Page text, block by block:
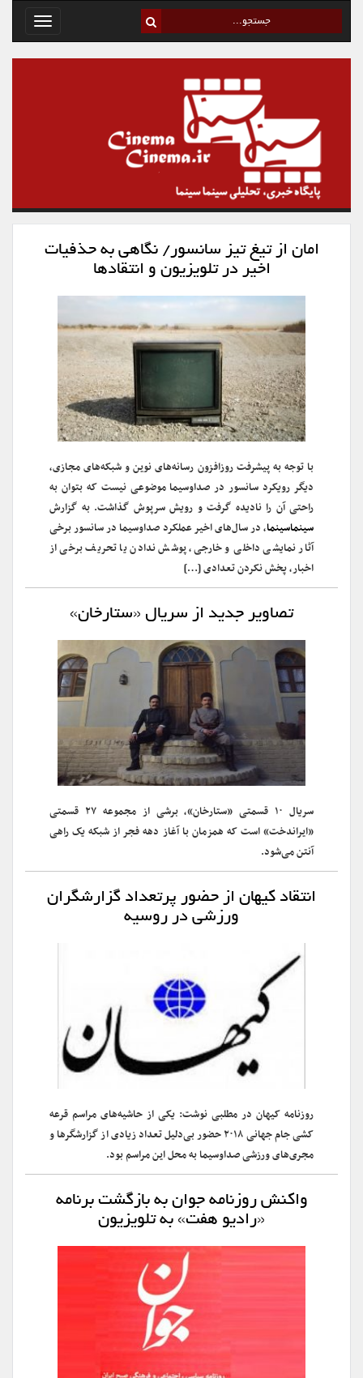
Toggle
امان از تیغ تیز سانسور/ نگاهی به حذفیات
اخیر در تلویزیون و انتقادها
با توجه به پیشرفت روزافزون رسانه‌های نوین و شبکه‌های مجازی،
دیگر رویکرد سانسور در صداوسیما موضوعی نیست که بتوان به
راحتی آن را نادیده گرفت و رویش سرپوش گذاشت. به گزارش
سینماسینما، در سال‌های اخیر عملکرد صداوسیما در سانسور برخی
آثار نمایشی داخلی و خارجی، پوشش ندادن یا تحریف برخی از
اخبار، پخش نکردن تعدادی […]
تصاویر جدید از سریال «ستارخان»
سریال ۱۰ قسمتی «ستارخان»، برشی از مجموعه ۲۷ قسمتی
«ایراندخت» است که همزمان با آغاز دهه فجر از شبکه یک راهی
آنتن می‌شود.
انتقاد کیهان از حضور پرتعداد گزارشگران
ورزشی در روسیه
روزنامه کیهان در مطلبی نوشت: یکی از حاشیه‌های مراسم قرعه
کشی جام جهانی ۲۰۱۸ حضور بی‌دلیل تعداد زیادی از گزارشگرها و
مجری‌های ورزشی صداوسیما به محل این مراسم بود.
واکنش روزنامه جوان به بازگشت برنامه
«رادیو هفت» به تلویزیون